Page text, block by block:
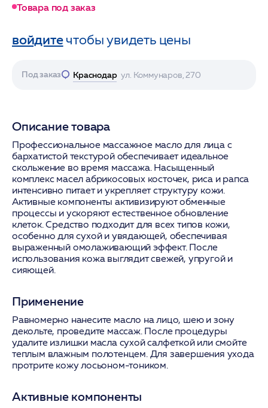
Товара под заказ
войдитечтобы увидеть цены
Под заказ Краснодар ул. Коммунаров, 270
Описание товара
Профессиональное массажное масло для лица с
бархатистой текстурой обеспечивает идеальное
скольжение во время массажа. Насыщенный
комплекс масел абрикосовых косточек, риса и рапса
интенсивно питает и укрепляет структуру кожи.
Активные компоненты активизируют обменные
процессы и ускоряют естественное обновление
клеток. Средство подходит для всех типов кожи,
особенно для сухой и увядающей, обеспечивая
выраженный омолаживающий эффект. После
использования кожа выглядит свежей, упругой и
сияющей.
Применение
Равномерно нанесите масло на лицо, шею и зону
декольте, проведите массаж. После процедуры
удалите излишки масла сухой салфеткой или смойте
теплым влажным полотенцем. Для завершения ухода
протрите кожу лосьоном-тоником.
Активные компоненты